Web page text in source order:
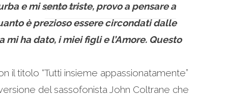
e mi sento triste, provo a pensare a
è prezioso essere circondati dalle
ha dato, i miei figli e l’Amore. Questo
il titolo “Tutti insieme appassionatamente”
del sassofonista John Coltrane che
9 Luglio 2026